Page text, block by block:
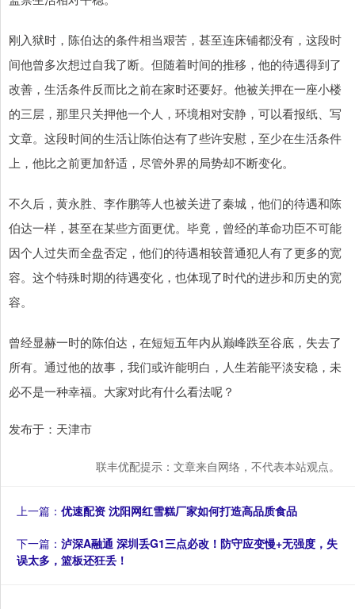
刚入狱时，陈伯达的条件相当艰苦，甚至连床铺都没有，这段时
间他曾多次想过自我了断。但随着时间的推移，他的待遇得到了
改善，生活条件反而比之前在家时还要好。他被关押在一座小楼
的三层，那里只关押他一个人，环境相对安静，可以看报纸、写
文章。这段时间的生活让陈伯达有了些许安慰，至少在生活条件
上，他比之前更加舒适，尽管外界的局势却不断变化。
不久后，黄永胜、李作鹏等人也被关进了秦城，他们的待遇和陈
伯达一样，甚至在某些方面更优。毕竟，曾经的革命功臣不可能
因个人过失而全盘否定，他们的待遇相较普通犯人有了更多的宽
容。这个特殊时期的待遇变化，也体现了时代的进步和历史的宽
容。
曾经显赫一时的陈伯达，在短短五年内从巅峰跌至谷底，失去了
所有。通过他的故事，我们或许能明白，人生若能平淡安稳，未
必不是一种幸福。大家对此有什么看法呢？
发布于：天津市
联丰优配提示：文章来自网络，不代表本站观点。
上一篇： 优速配资 沈阳网红雪糕厂家如何打造高品质食品
下一篇： 泸深A融通 深圳丢G1三点必改！防守应变慢+无强度，失
误太多，篮板还狂丢！